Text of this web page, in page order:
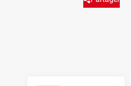
Puedes restaurar tu
variar ligeramente según
11.